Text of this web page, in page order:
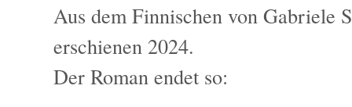
Aus dem Finnischen von Gabriele
erschienen 2024.
Der Roman endet so: